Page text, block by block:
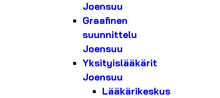
Joensuu
Graafinen
suunnittelu
Joensuu
Yksityislääkärit
Joensuu
Lääkärikeskus